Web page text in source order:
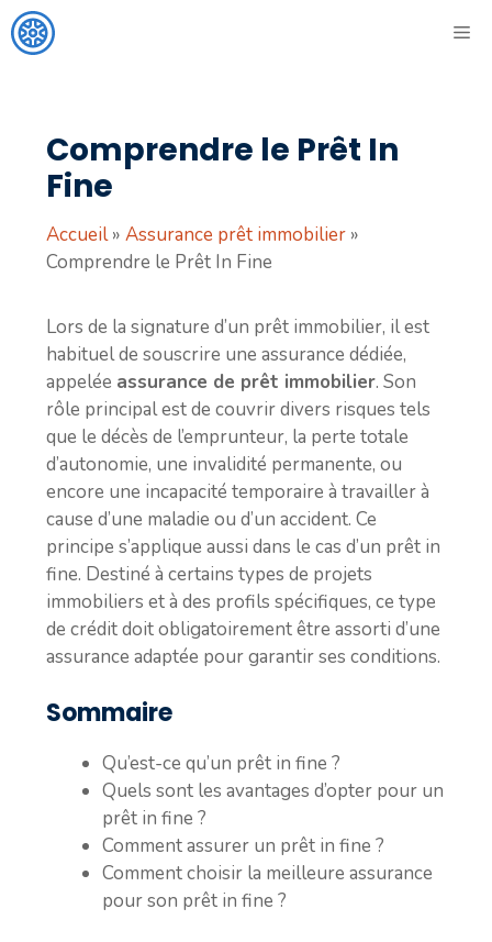
Aller
au
Comprendre le Prêt In
Fine
Accueil» Assurance prêt immobilier »
Comprendre le Prêt In Fine
Lors de la signature d’un prêt immobilier, il est
habituel de souscrire une assurance dédiée,
appelée assurance de prêt immobilier. Son
rôle principal est de couvrir divers risques tels
que le décès de l’emprunteur, la perte totale
d’autonomie, une invalidité permanente, ou
encore une incapacité temporaire à travailler à
cause d’une maladie ou d’un accident. Ce
principe s’applique aussi dans le cas d’un prêt in
fine. Destiné à certains types de projets
immobiliers et à des profils spécifiques, ce type
de crédit doit obligatoirement être assorti d’une
assurance adaptée pour garantir ses conditions.
Sommaire
Qu’est-ce qu’un prêt in fine ?
Quels sont les avantages d’opter pour un
prêt in fine ?
Comment assurer un prêt in fine ?
Comment choisir la meilleure assurance
pour son prêt in fine ?